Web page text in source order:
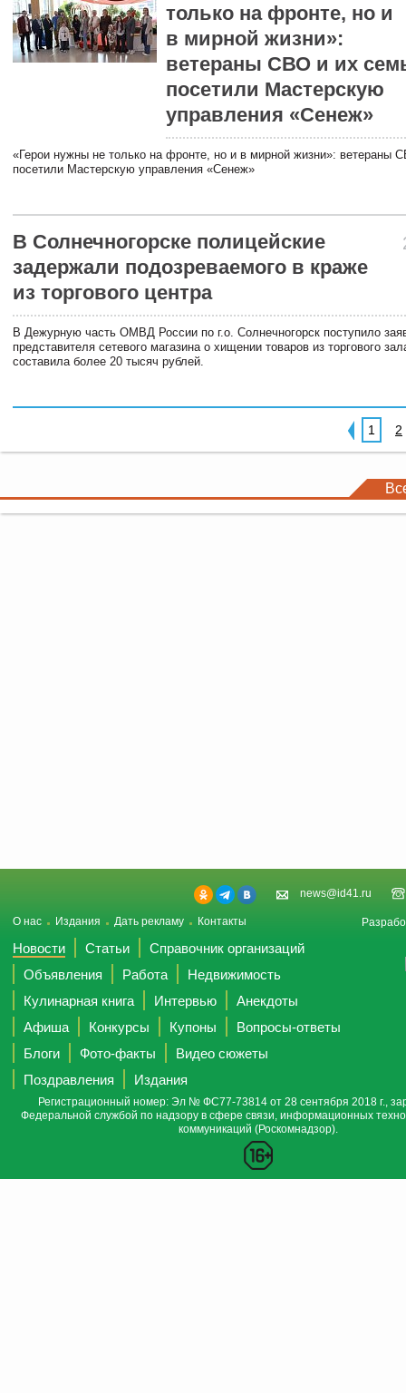
только на фронте, но и
в мирной жизни»:
ветераны СВО и их
посетили Мастерскую
управления «Сенеж»
«Герои нужны не только на фронте, но и в мирной жизни»: ветераны
посетили Мастерскую управления «Сенеж»
В Солнечногорске полицейские
задержали подозреваемого в краже
из торгового центра
В Дежурную часть ОМВД России по г.о. Солнечногорск поступило
представителя сетевого магазина о хищении товаров из торгового
составила более 20 тысяч рублей.
1 2
news@id41.ru
О нас Издания Дать рекламу Контакты
Новости Статьи
Справочник организаций
Объявления
Работа
Недвижимость
Кулинарная книга
Интервью
Анекдоты
Афиша
Конкурсы Купоны
Вопросы-ответы
Блоги
Фото-факты
Видео сюжеты
Поздравления
Издания
Регистрационный номер: Эл № ФС77-73814 от 28 сентября 2018 г.,
Федеральной службой по надзору в сфере связи, информационных
коммуникаций (Роскомнадзор).